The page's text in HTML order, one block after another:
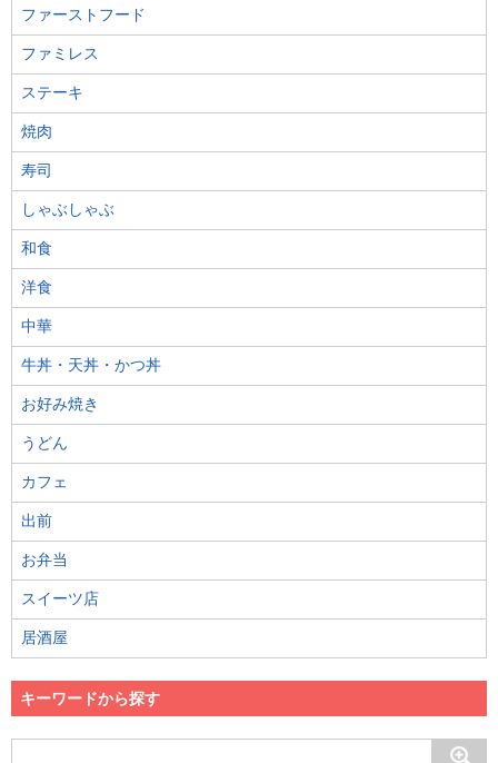
ファーストフード
ファミレス
ステーキ
焼肉
寿司
しゃぶしゃぶ
和食
洋食
中華
牛丼・天丼・かつ丼
お好み焼き
うどん
カフェ
出前
お弁当
スイーツ店
居酒屋
キーワードから探す